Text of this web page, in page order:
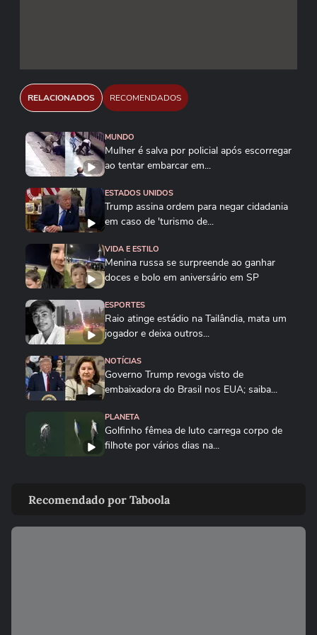
RELACIONADOS RECOMENDADOS
MUNDO
Mulher é salva por policial após escorregar
ao tentar embarcar em...
ESTADOS UNIDOS
Trump assina ordem para negar cidadania
em caso de 'turismo de...
VIDA E ESTILO
Menina russa se surpreende ao ganhar
doces e bolo em aniversário em SP
ESPORTES
Raio atinge estádio na Tailândia, mata um
jogador e deixa outros...
NOTÍCIAS
Governo Trump revoga visto de
embaixadora do Brasil nos EUA; saiba...
PLANETA
Golfinho fêmea de luto carrega corpo de
filhote por vários dias na...
explode e lança homem contra...
FUTEBOL
Recomendado por Taboola